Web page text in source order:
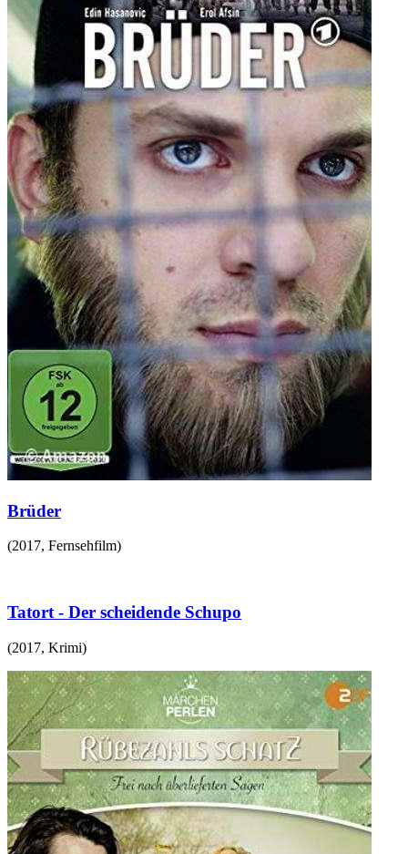
Brüder
(2017, Fernsehfilm)
Tatort - Der scheidende Schupo
(2017, Krimi)